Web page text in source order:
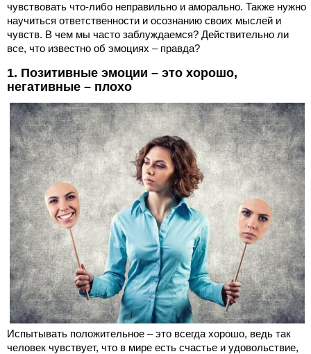
чувствовать что-либо неправильно и аморально. Также нужно
научиться ответственности и осознанию своих мыслей и
чувств. В чем мы часто заблуждаемся? Действительно ли
все, что известно об эмоциях – правда?
1. Позитивные эмоции – это хорошо,
негативные – плохо
Испытывать положительное – это всегда хорошо, ведь так
человек чувствует, что в мире есть счастье и удовольствие,